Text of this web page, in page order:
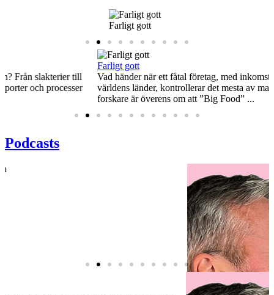
Vad händer när ett fåtal företag, med inkomster större än hälften av
världens länder, kontrollerar det mesta av maten vi äter? Allt fler
forskare är överens om att ”Big Food” ...
Podcasts